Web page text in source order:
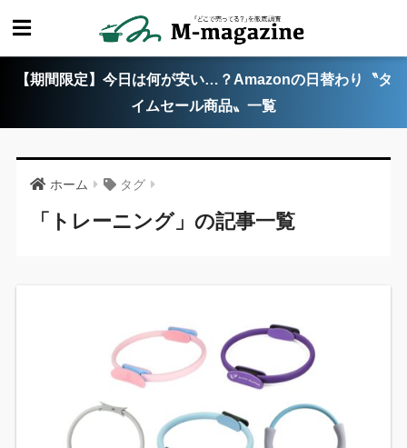
【期間限定】今日は何が安い…？Amazonの日替わり〝タ
イムセール商品〟一覧
ホーム タグ
「トレーニング」の記事一覧